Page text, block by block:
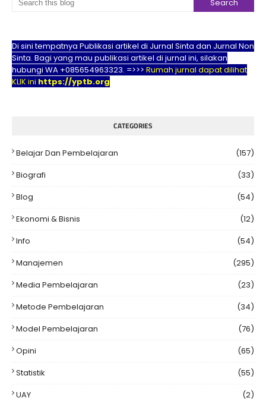
Di sini tempatnya Publikasi artikel di Jurnal Sinta dan Jurnal Non
Sinta. Bagi yang mau publikasi artikel di jurnal ini, silakan
hubungi WA +085654963323. =>>> Rumah jurnal dapat dilihat
KLIK ini https://yptb.org
CATEGORIES
Belajar Dan Pembelajaran
(157)
Biografi
(33)
Blog
(54)
Ekonomi & Bisnis
(12)
Info
(54)
Manajemen
(295)
Media Pembelajaran
(23)
Metode Pembelajaran
(34)
Model Pembelajaran
(76)
Opini
(65)
Statistik
(55)
UAY
(2)